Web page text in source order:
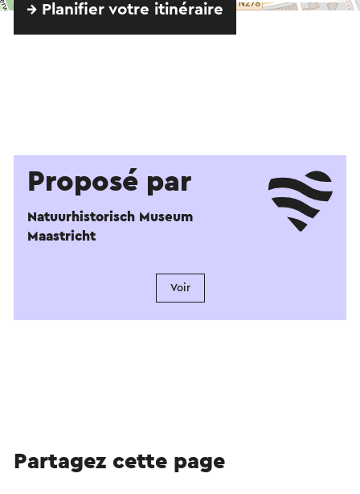
→ Planifier votre itinéraire
Proposé par
Natuurhistorisch Museum
Maastricht
Voir
Partagez cette page